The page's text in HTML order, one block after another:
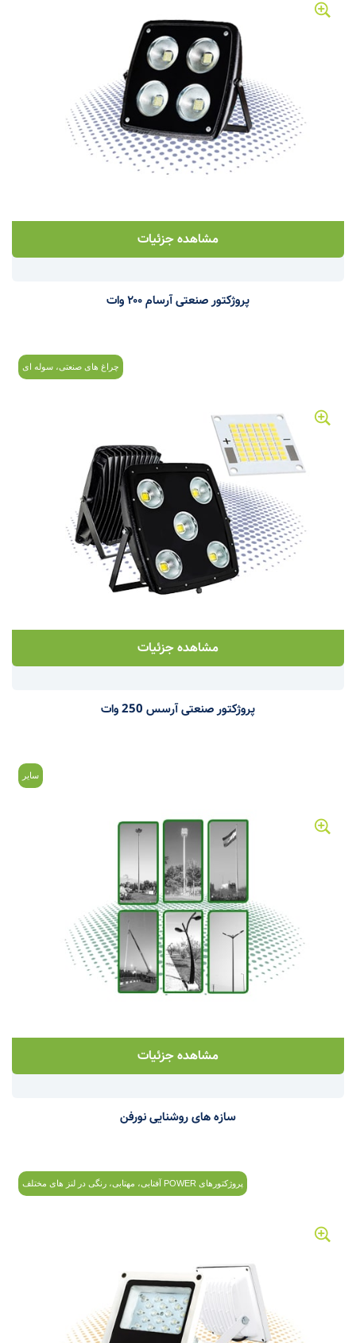
مشاهده جزئیات
پروژکتور صنعتی آرسام ۲۰۰ وات
چراغ های صنعتی، سوله ای
مشاهده جزئیات
پروژکتور صنعتی آرسس 250 وات
سایر
مشاهده جزئیات
سازه های روشنایی نورفن
پروژکتورهای POWER آفتابی، مهتابی، رنگی در لنز های مختلف